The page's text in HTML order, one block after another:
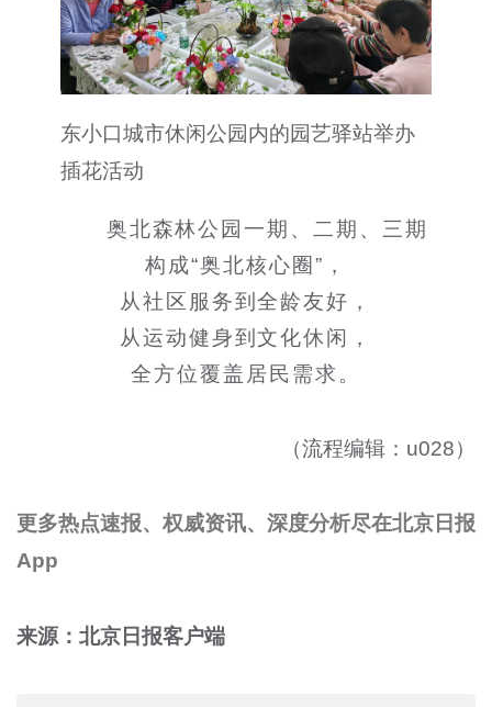
东小口城市休闲公园内的园艺驿站举办
插花活动
奥北森林公园一期、二期、三期
构成“奥北核心圈”，
从社区服务到全龄友好，
从运动健身到文化休闲，
全方位覆盖居民需求。
（流程编辑：u028）
更多热点速报、权威资讯、深度分析尽在北京日报
App
来源：北京日报客户端